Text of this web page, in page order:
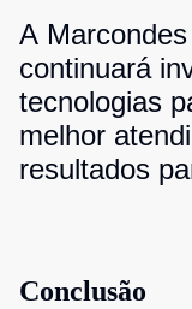
A
continuará
tecnologias
melhor
resultados
Conclusão